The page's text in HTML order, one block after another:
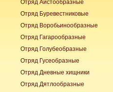
Отряд Аистообразные
Отряд Буревестниковые
Отряд Воробьинообразные
Отряд Гагарообразные
Отряд Голубеобразные
Отряд Гусеобразные
Отряд Дневные хищники
Отряд Дятлообразные